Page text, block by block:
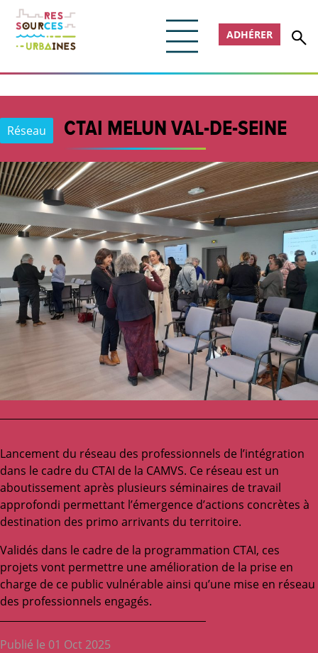
ADHÉRER
Réseau CTAI MELUN VAL-DE-SEINE
Lancement du réseau des professionnels de l’intégration
dans le cadre du CTAI de la CAMVS. Ce réseau est un
aboutissement après plusieurs séminaires de travail
approfondi permettant l’émergence d’actions concrètes à
destination des primo arrivants du territoire.
Validés dans le cadre de la programmation CTAI, ces
projets vont permettre une amélioration de la prise en
charge de ce public vulnérable ainsi qu’une mise en réseau
des professionnels engagés.
Publié le 01 Oct 2025